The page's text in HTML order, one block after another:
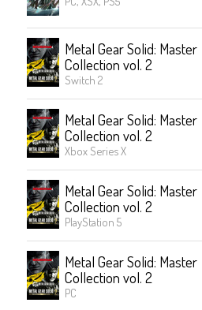
Metal Gear Solid: Master
Collection vol. 2
Switch 2
Metal Gear Solid: Master
Collection vol. 2
Xbox Series X
Metal Gear Solid: Master
Collection vol. 2
PlayStation 5
Metal Gear Solid: Master
Collection vol. 2
PC